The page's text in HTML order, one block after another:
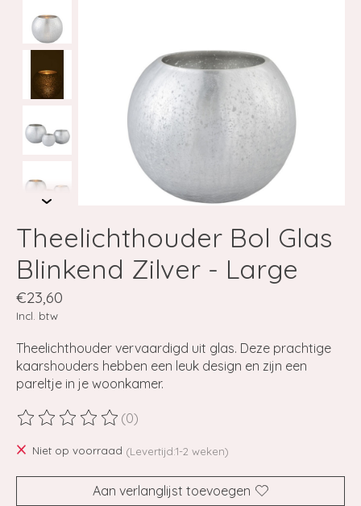
Theelichthouder Bol Glas
Blinkend Zilver - Large
€23,60
Incl. btw
Theelichthouder vervaardigd uit glas. Deze prachtige
kaarshouders hebben een leuk design en zijn een
pareltje in je woonkamer.
De beoordeling van dit product is
(0)
Niet op voorraad (Levertijd:1-2 weken)
Aan verlanglijst toevoegen